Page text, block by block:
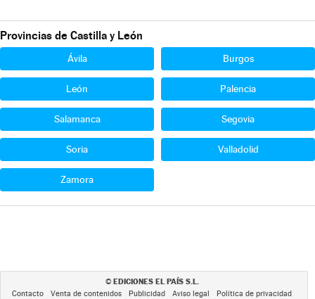
Provincias de Castilla y León
Ávila Burgos
León Palencia
Salamanca Segovia
Soria Valladolid
Zamora
© EDICIONES EL PAÍS S.L.
Contacto Venta de contenidos Publicidad Aviso legal Política de privacidad